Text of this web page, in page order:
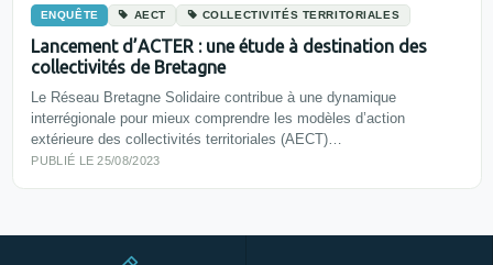
ENQUÊTE AECT COLLECTIVITÉS TERRITORIALES
Lancement d’ACTER : une étude à destination des
collectivités de Bretagne
Le Réseau Bretagne Solidaire contribue à une dynamique
interrégionale pour mieux comprendre les modèles d’action
extérieure des collectivités territoriales (AECT)…
PUBLIÉ LE 25/08/2023